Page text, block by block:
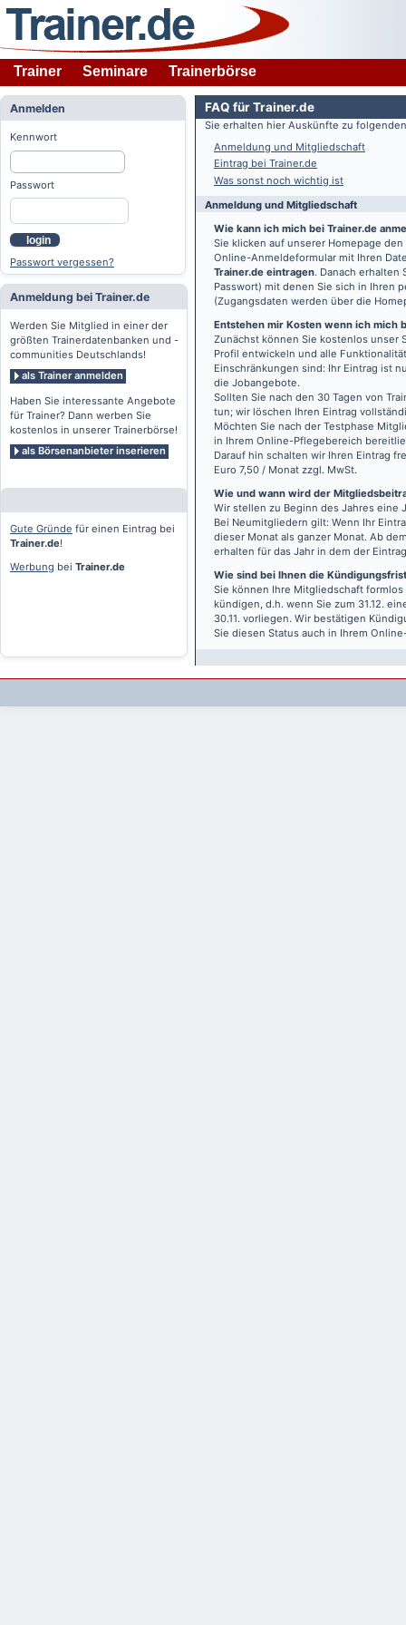
Trainer Seminare Trainerbörse
Anmelden
Kennwort
Passwort
login
Passwort vergessen?
Anmeldung bei Trainer.de
Werden Sie Mitglied in einer der
größten Trainerdatenbanken und -
communities Deutschlands!
als Trainer anmelden
Haben Sie interessante Angebote
für Trainer? Dann werben Sie
kostenlos in unserer Trainerbörse!
als Börsenanbieter inserieren
Gute Gründe für einen Eintrag bei
Trainer.de!
Werbung bei Trainer.de
FAQ für Trainer.de
Sie erhalten hier Auskünfte zu
Anmeldung und Mitgliedschaft
Eintrag bei Trainer.de
Was sonst noch wichtig ist
Anmeldung und Mitgliedschaft
Wie kann ich mich bei Trainer.de
Sie klicken auf unserer Homepage
Online-Anmeldeformular mit Ihren
Trainer.de eintragen. Danach erhalten
Passwort) mit denen Sie sich in Ihren
(Zugangsdaten werden über die
Entstehen mir Kosten wenn ich mich
Zunächst können Sie kostenlos unser
Profil entwickeln und alle
Einschränkungen sind: Ihr Eintrag ist
die Jobangebote.
Sollten Sie nach den 30 Tagen von
tun; wir löschen Ihren Eintrag
Möchten Sie nach der Testphase
in Ihrem Online-Pflegebereich
Darauf hin schalten wir Ihren Eintrag
Euro 7,50 / Monat zzgl. MwSt.
Wie und wann wird der
Wir stellen zu Beginn des Jahres eine
Bei Neumitgliedern gilt: Wenn Ihr
dieser Monat als ganzer Monat. Ab
erhalten für das Jahr in dem der
Wie sind bei Ihnen die
Sie können Ihre Mitgliedschaft
kündigen, d.h. wenn Sie zum 31.12.
30.11. vorliegen. Wir bestätigen
Sie diesen Status auch in Ihrem